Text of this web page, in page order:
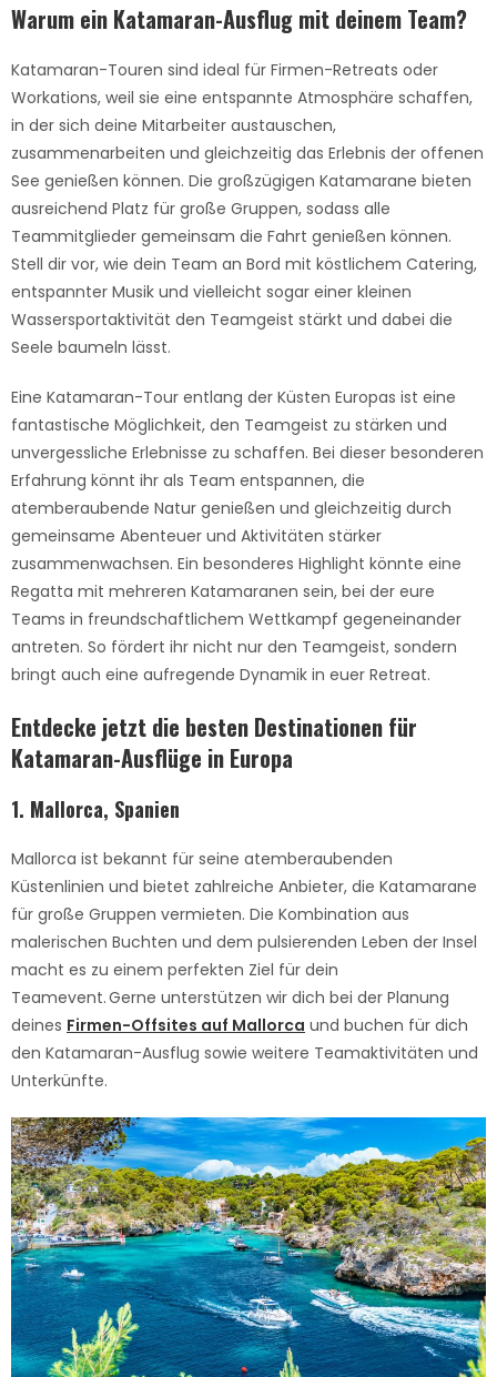
Warum ein Katamaran-Ausflug mit deinem Team?
Katamaran-Touren sind ideal für Firmen-Retreats oder
Workations, weil sie eine entspannte Atmosphäre schaffen,
in der sich deine Mitarbeiter austauschen,
zusammenarbeiten und gleichzeitig das Erlebnis der offenen
See genießen können. Die großzügigen Katamarane bieten
ausreichend Platz für große Gruppen, sodass alle
Teammitglieder gemeinsam die Fahrt genießen können.
Stell dir vor, wie dein Team an Bord mit köstlichem Catering,
entspannter Musik und vielleicht sogar einer kleinen
Wassersportaktivität den Teamgeist stärkt und dabei die
Seele baumeln lässt.
Eine Katamaran-Tour entlang der Küsten Europas ist eine
fantastische Möglichkeit, den Teamgeist zu stärken und
unvergessliche Erlebnisse zu schaffen. Bei dieser besonderen
Erfahrung könnt ihr als Team entspannen, die
atemberaubende Natur genießen und gleichzeitig durch
gemeinsame Abenteuer und Aktivitäten stärker
zusammenwachsen. Ein besonderes Highlight könnte eine
Regatta mit mehreren Katamaranen sein, bei der eure
Teams in freundschaftlichem Wettkampf gegeneinander
antreten. So fördert ihr nicht nur den Teamgeist, sondern
bringt auch eine aufregende Dynamik in euer Retreat.
Entdecke jetzt die besten Destinationen für
Katamaran-Ausflüge in Europa
1. Mallorca, Spanien
Mallorca ist bekannt für seine atemberaubenden
Küstenlinien und bietet zahlreiche Anbieter, die Katamarane
für große Gruppen vermieten. Die Kombination aus
malerischen Buchten und dem pulsierenden Leben der Insel
macht es zu einem perfekten Ziel für dein
Teamevent.Gerne unterstützen wir dich bei der Planung
deines Firmen-Offsites auf Mallorca und buchen für dich
den Katamaran-Ausflug sowie weitere Teamaktivitäten und
Unterkünfte.